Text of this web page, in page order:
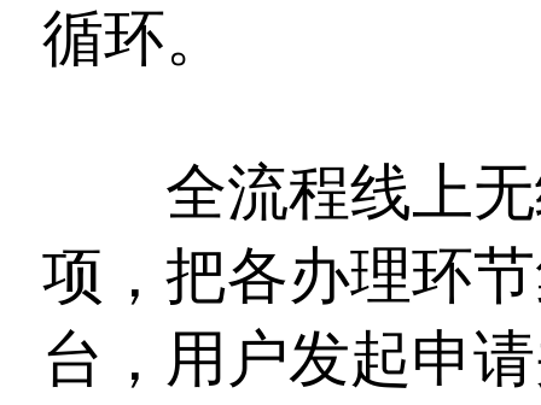
循环。
全流程线上无
项，把各办理环
台，用户发起申